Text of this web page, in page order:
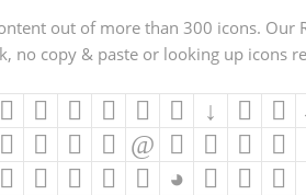
out of more than 300 icons. Our
no copy & paste or looking up icons